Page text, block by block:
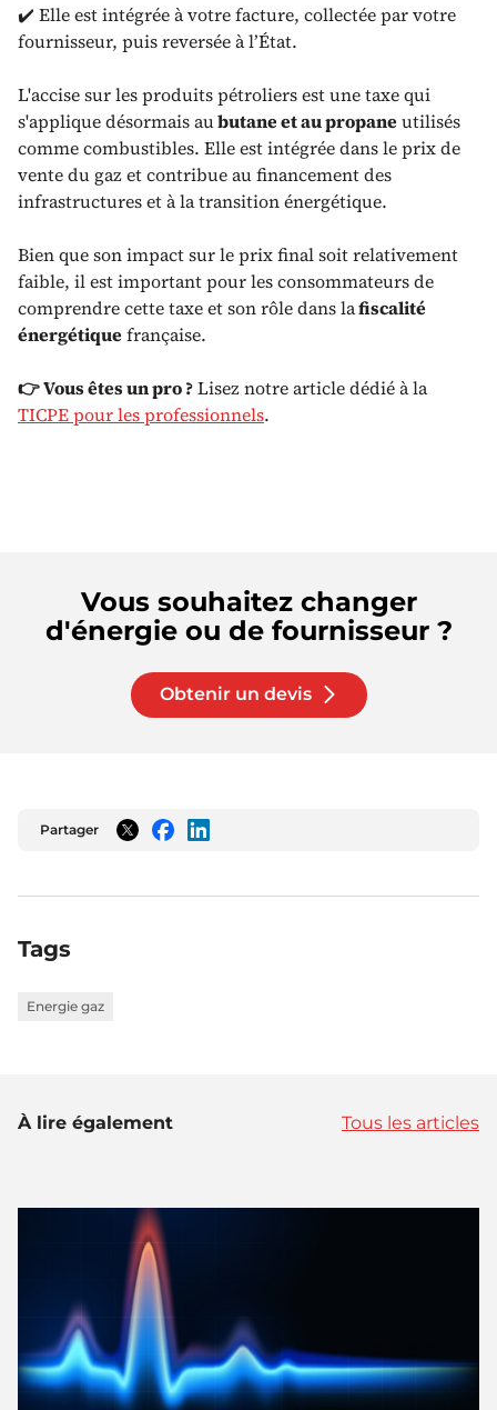
✔️ Elle est intégrée à votre facture, collectée par votre
fournisseur, puis reversée à l’État.
L'accise sur les produits pétroliers est une taxe qui
s'applique désormais aubutane et au propane utilisés
comme combustibles. Elle est intégrée dans le prix de
vente du gaz et contribue au financement des
infrastructures et à la transition énergétique.
Bien que son impact sur le prix final soit relativement
faible, il est important pour les consommateurs de
comprendre cette taxe et son rôle dans lafiscalité
énergétique française.
👉 Vous êtes un pro ?Lisez notre article dédié à la
TICPE pour les professionnels.
Vous souhaitez changer
d'énergie ou de fournisseur ?
Obtenir un devis
Partager
TwitterFacebookLinkedIn
Tags
Energie gaz
À lire également Tous les articles